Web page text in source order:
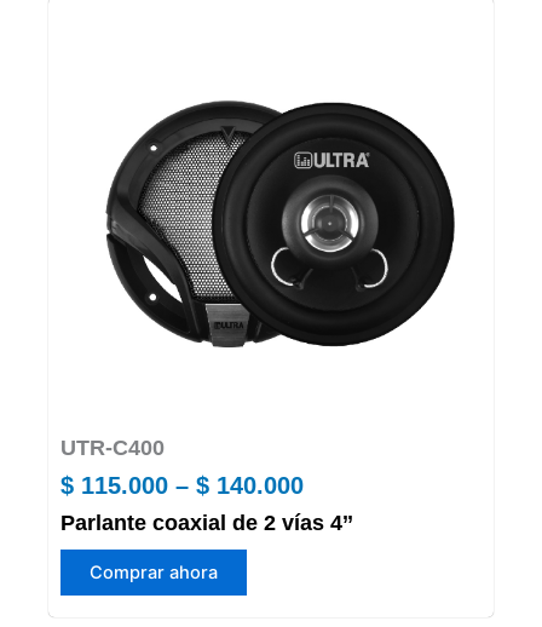
UTR-C400
$ 115.000 – $ 140.000Price
range:
Parlante coaxial de 2 vías 4’’
Comprar ahora
Este